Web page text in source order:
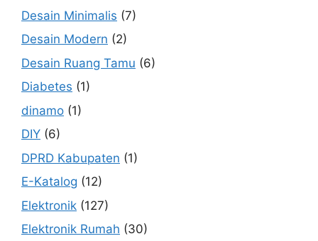
Desain Minimalis (7)
Desain Modern (2)
Desain Ruang Tamu (6)
Diabetes (1)
dinamo (1)
DIY (6)
DPRD Kabupaten (1)
E-Katalog (12)
Elektronik (127)
Elektronik Rumah (30)